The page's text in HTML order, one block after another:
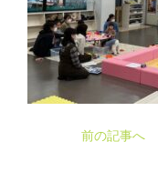
前の記事へ